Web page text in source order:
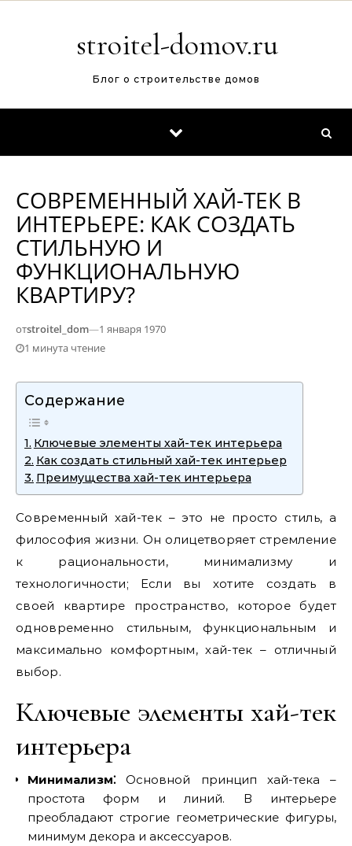
stroitel-domov.ru
Блог о строительстве домов
СОВРЕМЕННЫЙ ХАЙ-ТЕК В
ИНТЕРЬЕРЕ: КАК СОЗДАТЬ
СТИЛЬНУЮ И
ФУНКЦИОНАЛЬНУЮ
КВАРТИРУ?
отstroitel_dom—1 января 1970
1 минута чтение
Содержание
Ключевые элементы хай-тек интерьера
Как создать стильный хай-тек интерьер
Преимущества хай-тек интерьера
Современный хай-тек – это не просто стиль, а
философия жизни. Он олицетворяет стремление
к рациональности, минимализму и
технологичности; Если вы хотите создать в
своей квартире пространство, которое будет
одновременно стильным, функциональным и
максимально комфортным, хай-тек – отличный
выбор.
Ключевые элементы хай-тек
интерьера
Минимализм⁚Основной принцип хай-тека –
простота форм и линий. В интерьере
преобладают строгие геометрические фигуры,
минимум декора и аксессуаров.